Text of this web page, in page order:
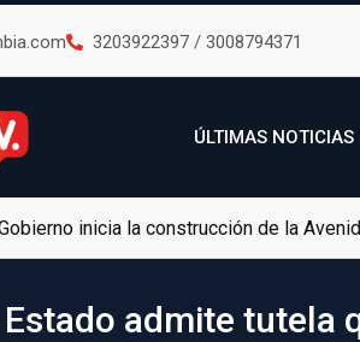
3203922397 / 3008794371
ÚLTIMAS NOTICIAS
inicia la construcción de la
admite tutela